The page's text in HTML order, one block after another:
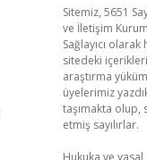
Sitemiz, 5651
ve İletişim
Sağlayıcı
sitedeki
araştırma
üyelerimiz
taşımakta olup,
etmiş sayılırlar.
Hukuka ve